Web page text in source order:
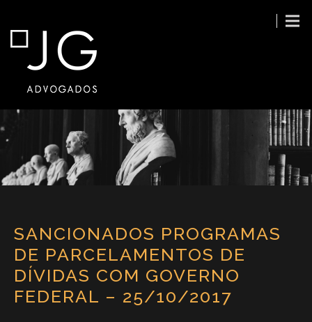
SANCIONADOS PROGRAMAS
DE PARCELAMENTOS DE
DÍVIDAS COM GOVERNO
FEDERAL – 25/10/2017